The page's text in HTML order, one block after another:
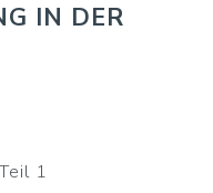
IN DER
1